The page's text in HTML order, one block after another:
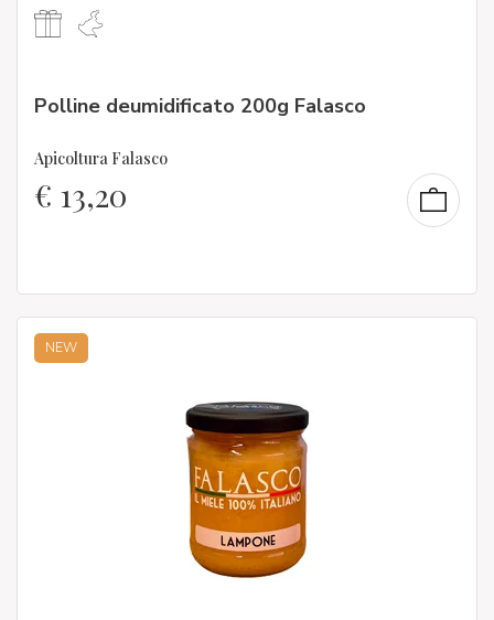
Polline deumidificato 200g Falasco
Apicoltura Falasco
€ 13,20
NEW